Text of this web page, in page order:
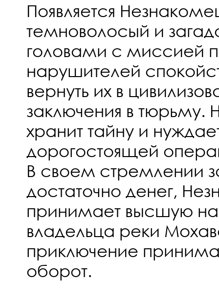
Появляется
темноволосый и
головами с миссией
нарушителей
вернуть их в
заключения в тюрьму.
хранит тайну и
дорогостоящей
В своем стремлении
достаточно денег,
принимает высшую
владельца реки
приключение
оборот.